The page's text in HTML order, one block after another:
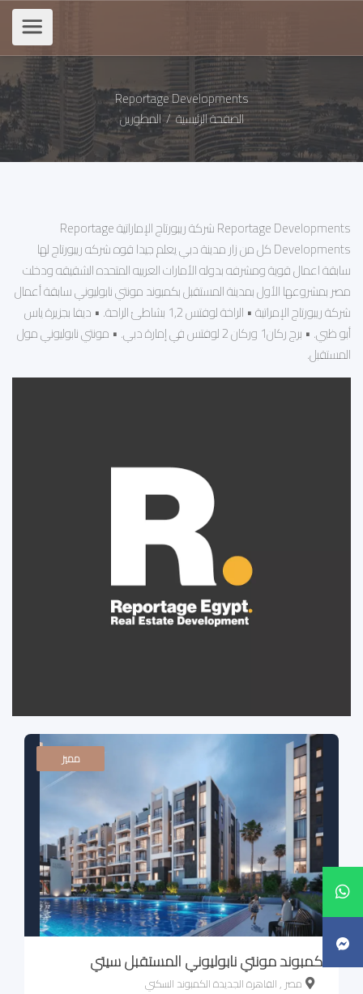
Reportage Developments
الصفحة الرئيسية/المطورين
Reportage Developments شركة ريبورتاج الإماراتية Reportage
Developments كل من زار مدينة دبي يعلم جيدا قوه شركه ريبورتاج لها
سابقة اعمال قوية ومشرفه بدوله الأمارات العربيه المتحده الشقيقه ودخلت
مصر بمشروعها الأول بمدينة المستقبل بكمبوند مونتي نابوليوني سابقة أعمال
شركة ريبورتاج الإمراتية • الراخة لوفتس 1,2 بشاطئ الراحة. • ديفا بجزيرة ياس
أبو ظبي. • برج ركان1 وركان 2 لوفتس في إمارة دبي. • مونتي نابوليوني مول
المستقبل.
مميز
كمبوند مونتي نابوليوني المستقبل سيتي
مصر , القاهرة الجديدة الكمبوند السكني